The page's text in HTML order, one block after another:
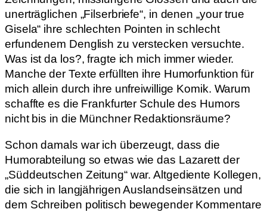
unerträglichen „Filserbriefe“, in denen „your true
Gisela“ ihre schlechten Pointen in schlecht
erfundenem Denglish zu verstecken versuchte.
Was ist da los?, fragte ich mich immer wieder.
Manche der Texte erfüllten ihre Humorfunktion für
mich allein durch ihre unfreiwillige Komik. Warum
schaffte es die Frankfurter Schule des Humors
nicht bis in die Münchner Redaktionsräume?
Schon damals war ich überzeugt, dass die
Humorabteilung so etwas wie das Lazarett der
„Süddeutschen Zeitung“ war. Altgediente Kollegen,
die sich in langjährigen Auslandseinsätzen und
dem Schreiben politisch bewegender Kommentare